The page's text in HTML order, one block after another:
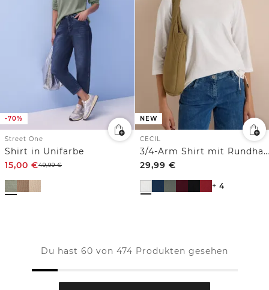
-70%
Street One
Shirt in Unifarbe
15,00 €49,99€
NEW
CECIL
3/4-Arm Shirt mit Rundhals in Unifarbe
29,99 €
+ 4
Du hast 60 von 474 Produkten gesehen